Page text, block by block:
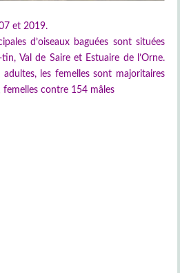
et 2019.
d’oiseaux baguées sont situées
Val de Saire et Estuaire de l’Orne.
adultes, les femelles sont majoritaires
contre 154 mâles